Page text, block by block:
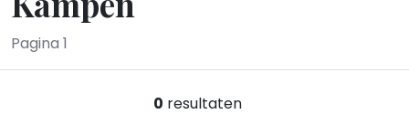
Pagina 1
0 resultaten